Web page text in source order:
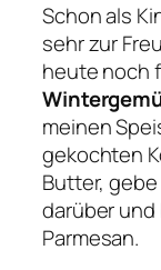
Schon als
sehr zur
heute noch
meinen
gekochten
Butter,
darüber
Parmesan.